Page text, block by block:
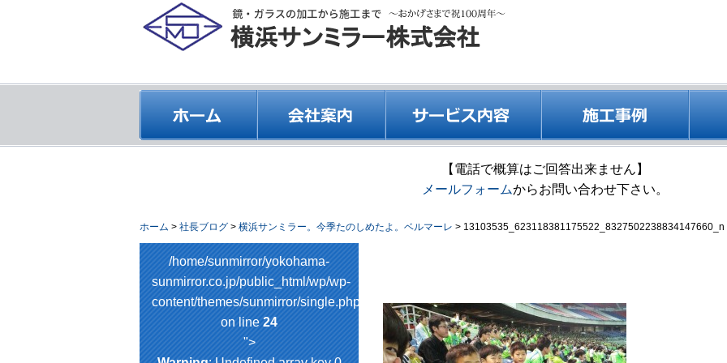
【電話で概算はご回答出来ません】
メールフォームからお問い合わせ下さい。
ホーム > 社長ブログ > 横浜サンミラー。今季たのしめたよ。ベルマーレ > 13103535_623118381175522_8327502238834147660_n
/home/sunmirror/yokohama-
sunmirror.co.jp/public_html/wp/wp-
content/themes/sunmirror/single.php
on line24
">